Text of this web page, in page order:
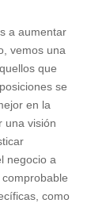
a aumentar
vemos una
que
se
en la
una visión
negocio a
como